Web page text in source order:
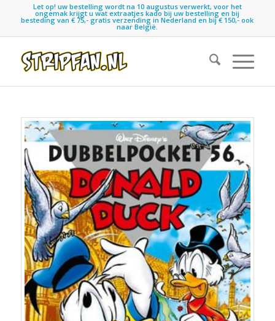
Let op! uw bestelling wordt na 10 augustus verwerkt, voor het
ongemak krijgt u wat extraatjes kado bij uw bestelling en bij
besteding van € 75,- gratis verzending in Nederland en bij € 150,- ook
naar België.